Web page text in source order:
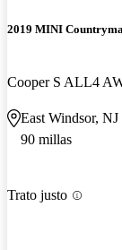
2019 MINI
Cooper S ALL4
East Windsor, NJ
90 millas
Trato justo